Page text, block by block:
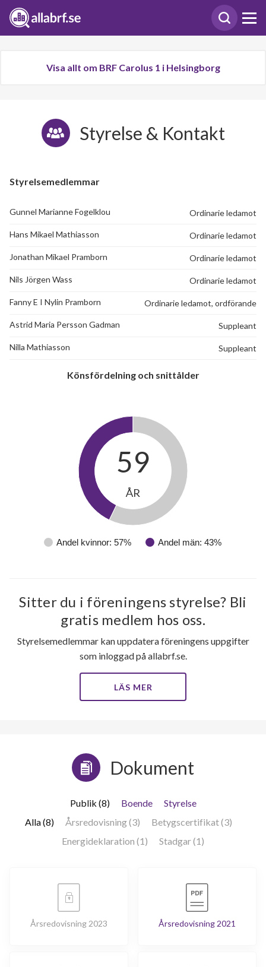
Visa allt om BRF Carolus 1 i Helsingborg
Styrelse & Kontakt
Styrelsemedlemmar
Gunnel Marianne Fogelklou Ordinarie ledamot
Hans Mikael Mathiasson Ordinarie ledamot
Jonathan Mikael Pramborn Ordinarie ledamot
Nils Jörgen Wass Ordinarie ledamot
Fanny E I Nylin Pramborn Ordinarie ledamot, ordförande
Astrid Maria Persson Gadman Suppleant
Nilla Mathiasson Suppleant
Könsfördelning och snittålder
Andel kvinnor: 57% Andel män: 43%
59
ÅR
Sitter du i föreningens styrelse? Bli
gratis medlem hos oss.
Styrelsemedlemmar kan uppdatera föreningens uppgifter
som inloggad på allabrf.se.
LÄS MER
Dokument
Publik (8) Boende
Styrelse
Alla (8)
Årsredovisning (3)
Betygscertifikat (3)
Energideklaration (1)
Stadgar (1)
Årsredovisning 2023 Årsredovisning 2021